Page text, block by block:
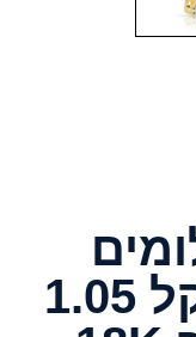
שובה לב במשקל 1.05